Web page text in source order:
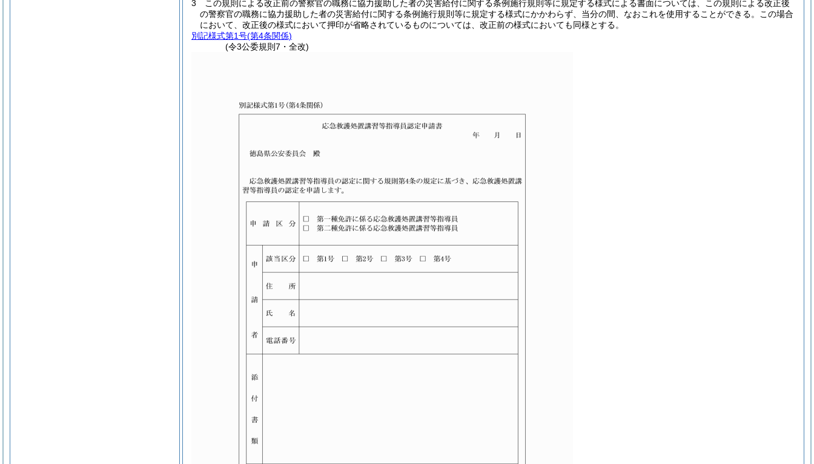
3
この規則による改正前の警察官の職務に協力援助した者の災害給付に関する条例施行規則等に規定する様式による書面については、この規則による改正後
の警察官の職務に協力援助した者の災害給付に関する条例施行規則等に規定する様式にかかわらず、当分の間、なおこれを使用することができる。
この場合
において、改正後の様式において押印が省略されているものについては、改正前の様式においても同様とする。
別記様式第1号(第4条関係)
(令3公委規則7・全改)